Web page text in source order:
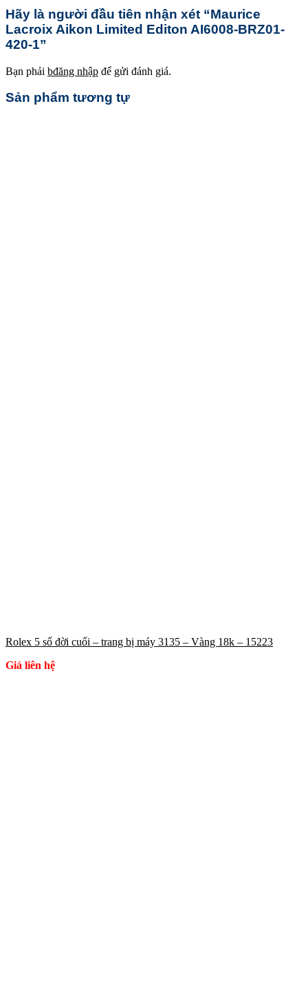
Hãy là người đầu tiên nhận xét “Maurice
Lacroix Aikon Limited Editon AI6008-BRZ01-
420-1”
Bạn phải bđăng nhập để gửi đánh giá.
Sản phẩm tương tự
Rolex 5 số đời cuối – trang bị máy 3135 – Vàng 18k – 15223
Giá liên hệ